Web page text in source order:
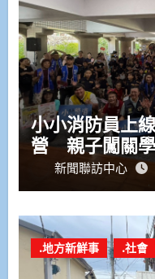
小小消防員上
營 親子闖關
新聞聯訪中心
.地方新鮮事 .社會